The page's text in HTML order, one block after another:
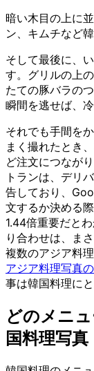
暗い木目の上に
ン、キムチなど
そして最後に、
す。グリルの上
たての豚バラの
瞬間を逃せば、
それでも手間を
まく撮れたとき
ど注文につなが
トランは、デリ
告しており、
文するか決める
1.44倍重要だと
り合わせは、ま
複数のアジア料
アジア料理写真
事は韓国料理に
どのメニ
国料理写真